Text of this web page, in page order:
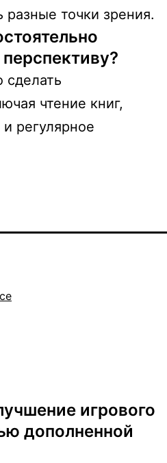
точки зрения.
чтение книг,
регулярное
игрового
дополненной